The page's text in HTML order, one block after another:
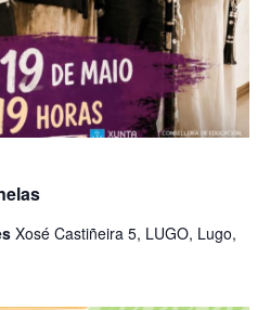
Xosé Castiñeira 5, LUGO, Lugo,